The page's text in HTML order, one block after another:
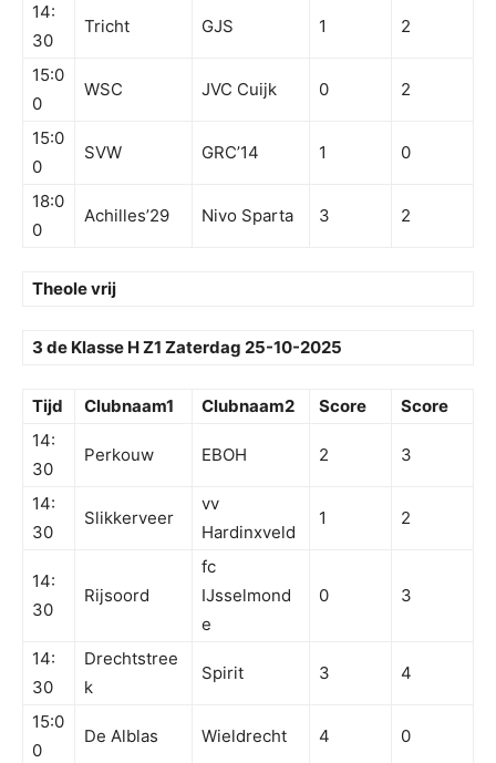
14:
30
Tricht GJS 1 2
15:0
0
WSC JVC Cuijk 0 2
15:0
0
SVW GRC’14 1 0
18:0
0
Achilles’29 Nivo Sparta 3 2
Theole vrij
3 de Klasse H Z1 Zaterdag 25-10-2025
Tijd Clubnaam1 Clubnaam2 Score
Score
14:
30
Perkouw EBOH 2 3
14:
30
Slikkerveer
vv
Hardinxveld
1 2
14:
30
Rijsoord
fc
IJsselmond
e
0 3
14:
30
Drechtstree
k
Spirit 3 4
15:0
0
De Alblas Wieldrecht 4 0